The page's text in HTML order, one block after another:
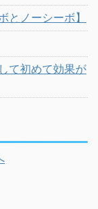
ノーシーボ】
て初めて効果が